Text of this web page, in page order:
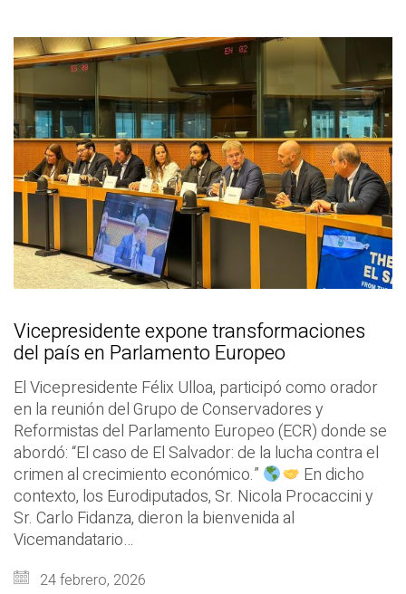
Vicepresidente expone transformaciones
del país en Parlamento Europeo
El Vicepresidente Félix Ulloa, participó como orador
en la reunión del Grupo de Conservadores y
Reformistas del Parlamento Europeo (ECR) donde se
abordó: “El caso de El Salvador: de la lucha contra el
crimen al crecimiento económico.”
En dicho
contexto, los Eurodiputados, Sr. Nicola Procaccini y
Sr. Carlo Fidanza, dieron la bienvenida al
Vicemandatario…
24 febrero, 2026